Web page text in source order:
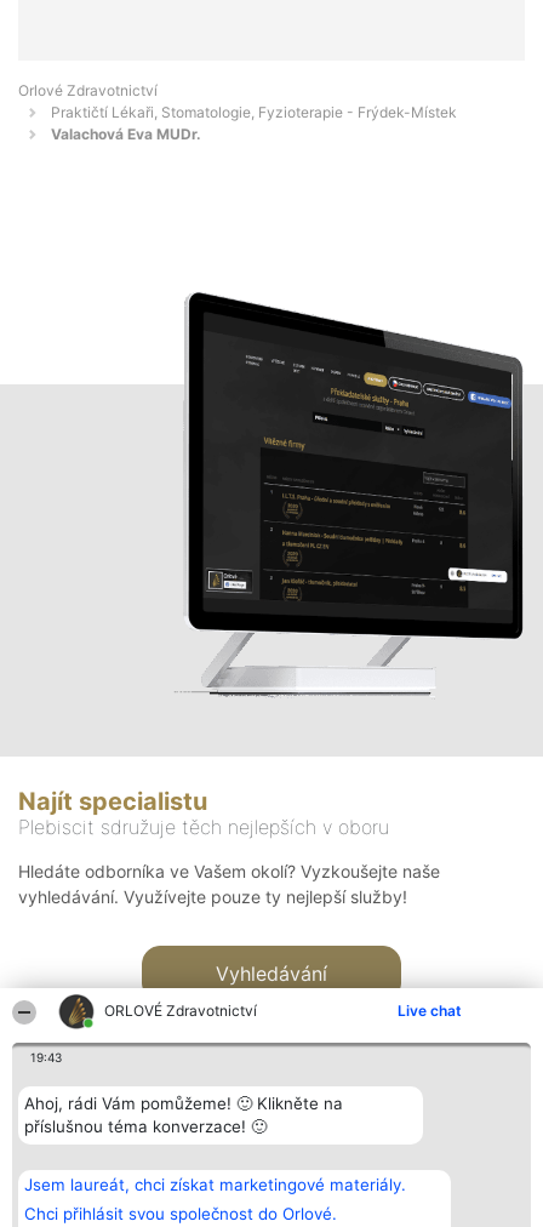
ORLOVÉ Zdravotnictví Live chat
19:43
Ahoj, rádi Vám pomůžeme! 🙂 Klikněte na
příslušnou téma konverzace! 🙂
Jsem laureát, chci získat marketingové materiály.
Chci přihlásit svou společnost do Orlové.
Orlové Zdravotnictví
Praktičtí Lékaři, Stomatologie, Fyzioterapie - Frýdek-Místek
Valachová Eva MUDr.
Najít specialistu
Plebiscit sdružuje těch nejlepších v oboru
Hledáte odborníka ve Vašem okolí? Vyzkoušejte naše
vyhledávání. Využívejte pouze ty nejlepší služby!
Vyhledávání
Bright Side Solutions sp. z o.
o. sp. k.
ul. Ruska 22
Wrocław 50-079
Vítězové
Seznam všech
laureátů
Zásady
Kontakt